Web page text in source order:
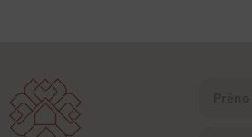
C’est clairement
faut pour envisager une
immobilière en toute